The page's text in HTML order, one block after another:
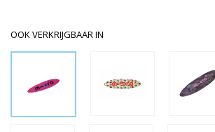
OOK VERKRIJGBAAR IN